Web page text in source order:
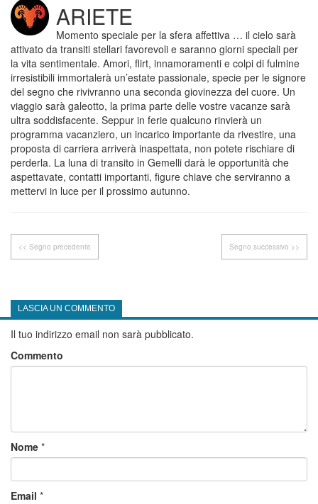
ARIETE
Momento speciale per la sfera affettiva … il cielo sarà
attivato da transiti stellari favorevoli e saranno giorni speciali per
la vita sentimentale. Amori, flirt, innamoramenti e colpi di fulmine
irresistibili immortalerà un’estate passionale, specie per le signore
del segno che rivivranno una seconda giovinezza del cuore. Un
viaggio sarà galeotto, la prima parte delle vostre vacanze sarà
ultra soddisfacente. Seppur in ferie qualcuno rinvierà un
programma vacanziero, un incarico importante da rivestire, una
proposta di carriera arriverà inaspettata, non potete rischiare di
perderla. La luna di transito in Gemelli darà le opportunità che
aspettavate, contatti importanti, figure chiave che serviranno a
mettervi in luce per il prossimo autunno.
<< Segno precedente Segno successivo >>
LASCIA UN COMMENTO
Il tuo indirizzo email non sarà pubblicato.
Commento
Nome *
Email *